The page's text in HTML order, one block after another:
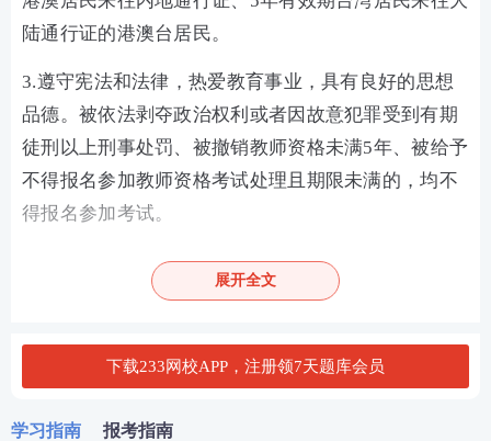
陆通行证的港澳台居民。
3.遵守宪法和法律，热爱教育事业，具有良好的思想
品德。被依法剥夺政治权利或者因故意犯罪受到有期
徒刑以上刑事处罚、被撤销教师资格未满5年、被给予
不得报名参加教师资格考试处理且期限未满的，均不
得报名参加考试。
4.符合申请认定教师资格的体检标准。
1.报考幼儿园教师资格考试，应当具备幼儿师范学校
毕业及其以上学历，非幼儿师范学校毕业生应当具备
大专毕业及其以上学历。
展开全文
下载233网校APP，注册领7天题库会员
学习指南 报考指南